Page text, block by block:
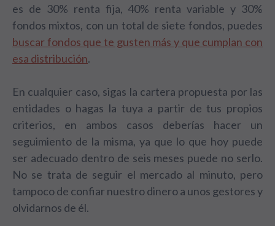
es de 30% renta fija, 40% renta variable y 30%
fondos mixtos, con un total de siete fondos, puedes
buscar fondos que te gusten más y que cumplan con
esa distribución.
En cualquier caso, sigas la cartera propuesta por las
entidades o hagas la tuya a partir de tus propios
criterios, en ambos casos deberías hacer un
seguimiento de la misma, ya que lo que hoy puede
ser adecuado dentro de seis meses puede no serlo.
No se trata de seguir el mercado al minuto, pero
tampoco de confiar nuestro dinero a unos gestores y
olvidarnos de él.